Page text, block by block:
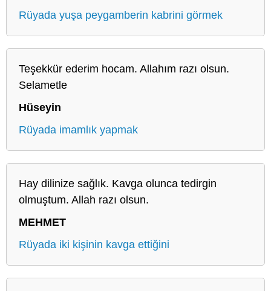
Rüyada yuşa peygamberin kabrini görmek
Teşekkür ederim hocam. Allahım razı olsun.
Selametle
Hüseyin
Rüyada imamlık yapmak
Hay dilinize sağlık. Kavga olunca tedirgin
olmuştum. Allah razı olsun.
MEHMET
Rüyada iki kişinin kavga ettiğini